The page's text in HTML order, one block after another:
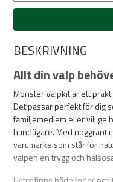
BESKRIVNING
Allt din valp
Monster Valpkit är ett
Det passar perfekt för dig
familjemedlem eller vill ge
hundägare. Med noggrant
varumärke som står för
valpen en trygg och